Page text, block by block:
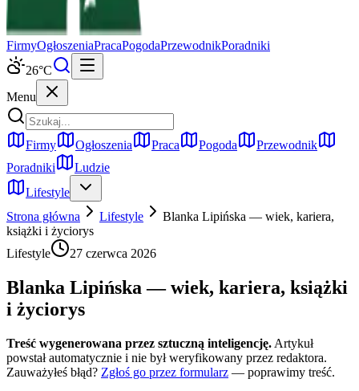
FirmyOgłoszeniaPracaPogodaPrzewodnikPoradniki
26°C
Menu
Firmy Ogłoszenia Praca Pogoda
Przewodnik
Poradniki
Ludzie
Lifestyle
Strona główna
Lifestyle
Blanka Lipińska — wiek, kariera,
książki i życiorys
Lifestyle
27 czerwca 2026
Blanka Lipińska — wiek, kariera, książki
i życiorys
Treść wygenerowana przez sztuczną inteligencję. Artykuł
powstał automatycznie i nie był weryfikowany przez redaktora.
Zauważyłeś błąd? Zgłoś go przez formularz — poprawimy treść.